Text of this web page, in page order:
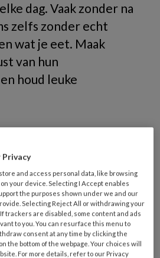
dag. Vaak zonder na
zelfs zonder echt
wat je eet. Maak
van hun
houd leuke
artikel lezen?
account aan en lees 2
gratis per maand
Privacy
and access personal data, like browsing
your device. Selecting I Accept enables
the purposes shown under we and our
Selecting Reject All or withdrawing your
trackers are disabled, some content and ads
to you. You can resurface this menu to
consent at any time by clicking the
the bottom of the webpage. Your choices will
For more details, refer to our Privacy